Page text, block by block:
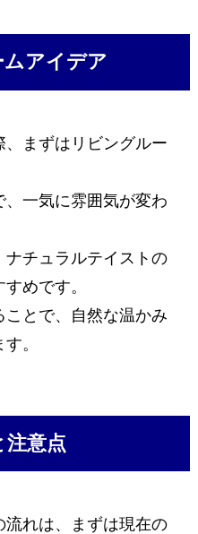
ムアイデア
まずはリビングルー
一気に雰囲気が変わ
ナチュラルテイストの
めです。
とで、自然な温かみ
。
注意点
れは、まずは現在の